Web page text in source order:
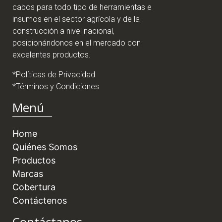
cabos para todo tipo de herramientas e
insumos en el sector agrícola y de la
construcción a nivel nacional,
posicionándonos en el mercado con
excelentes productos.
*Políticas de Privacidad
*Términos y Condiciones
Menú
Home
Quiénes Somos
Productos
Marcas
Cobertura
Contáctenos